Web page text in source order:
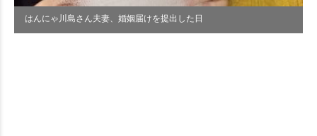
はんにゃ川島さん夫妻、婚姻届けを提出した日